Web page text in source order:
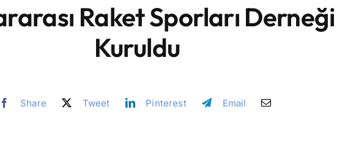
Raket Sporları Derneği
Kuruldu
Share Tweet Pinterest Email